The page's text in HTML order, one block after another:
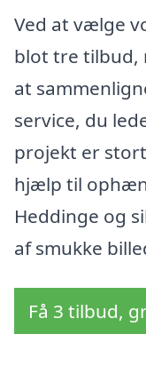
Ved at vælge
blot tre tilbud,
at
service, du
projekt er
hjælp til
Heddinge og
af smukke
Få 3 tilbud,